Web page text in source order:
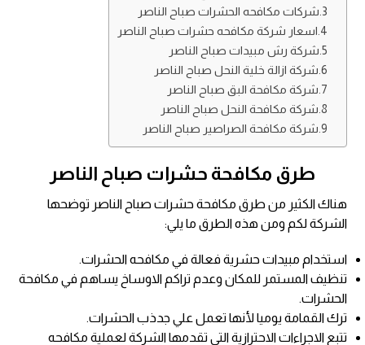
شركات مكافحه الحشرات صباح الناصر
اسعار شركة مكافحه حشرات صباح الناصر
شركة رش مبيدات صباح الناصر
شركة ازالة خلية النحل صباح الناصر
شركة مكافحة البق صباح الناصر
شركة مكافحة النحل صباح الناصر
شركة مكافحة الصراصير صباح الناصر
طرق مكافحة حشرات صباح الناصر
هناك الكثير من طرق مكافحة حشرات صباح الناصر توضحها
الشركة لكم ومن هذه الطرق ما يلي:
استخدام مبيدات حشرية فعالة في مكافحه الحشرات.
تنظيف المستمر للمكان وعدم تراكم الاوساخ يساهم في مكافحة
الحشرات.
ترك القمامة يوميا لأنها تعمل علي جدذب الحشرات.
تتبع الاجراءات الاحترازية التي تقدمها الشركة لعملية مكافحه